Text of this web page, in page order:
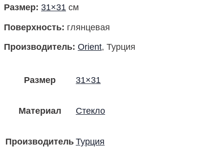
Размер: 31×31 см
Поверхность: глянцевая
Производитель: Orient, Турция
Размер 31×31
Материал Стекло
ПроизводительТурция